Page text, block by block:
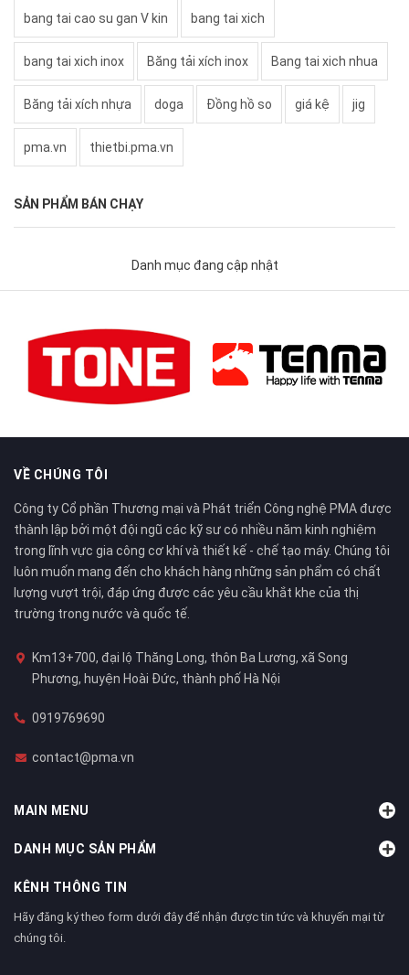
bang tai cao su gan V kin bang tai xich
bang tai xich inox Băng tải xích inox Bang tai xich nhua
Băng tải xích nhựa doga Đồng hồ so giá kệ jig
pma.vn thietbi.pma.vn
SẢN PHẨM BÁN CHẠY
Danh mục đang cập nhật
VỀ CHÚNG TÔI
Công ty Cổ phần Thương mại và Phát triển Công nghệ PMA được
thành lập bởi một đội ngũ các kỹ sư có nhiều năm kinh nghiệm
trong lĩnh vực gia công cơ khí và thiết kế - chế tạo máy. Chúng tôi
luôn muốn mang đến cho khách hàng những sản phẩm có chất
lượng vượt trội, đáp ứng được các yêu cầu khắt khe của thị
trường trong nước và quốc tế.
Km13+700, đại lộ Thăng Long, thôn Ba Lương, xã Song
Phương, huyện Hoài Đức, thành phố Hà Nội
0919769690
contact@pma.vn
MAIN MENU
DANH MỤC SẢN PHẨM
KÊNH THÔNG TIN
Hãy đăng ký theo form dưới đây để nhận được tin tức và khuyến mại từ
chúng tôi.